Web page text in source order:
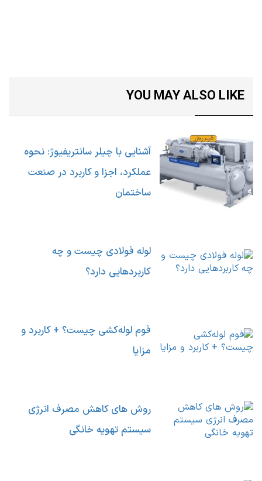
YOU MAY ALSO LIKE
آشنایی با چیلر سانتریفیوژ: نحوه
عملکرد، اجزا و کاربرد در صنعت
ساختمان
لوله فولادی چیست و چه
کاربردهایی دارد؟
فوم لوله‌کشی چیست؟ + کاربرد و
مزایا
روش های کاهش مصرف انرژی
سیستم تهویه خانگی